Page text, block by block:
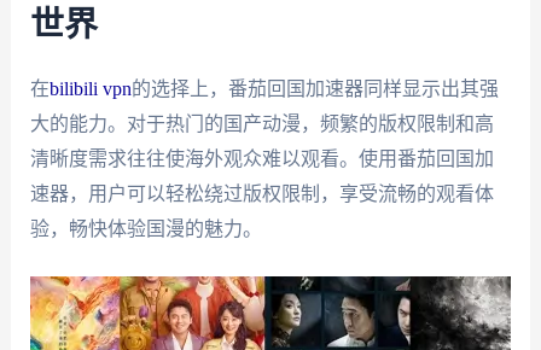
世界
在bilibili vpn的选择上，番茄回国加速器同样显示出其强
大的能力。对于热门的国产动漫，频繁的版权限制和高
清晰度需求往往使海外观众难以观看。使用番茄回国加
速器，用户可以轻松绕过版权限制，享受流畅的观看体
验，畅快体验国漫的魅力。